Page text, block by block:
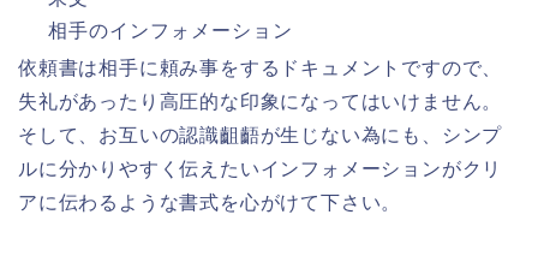
相手のインフォメーション
依頼書は相手に頼み事をするドキュメントですので、
失礼があったり高圧的な印象になってはいけません。
そして、お互いの認識齟齬が生じない為にも、シンプ
ルに分かりやすく伝えたいインフォメーションがクリ
アに伝わるような書式を心がけて下さい。